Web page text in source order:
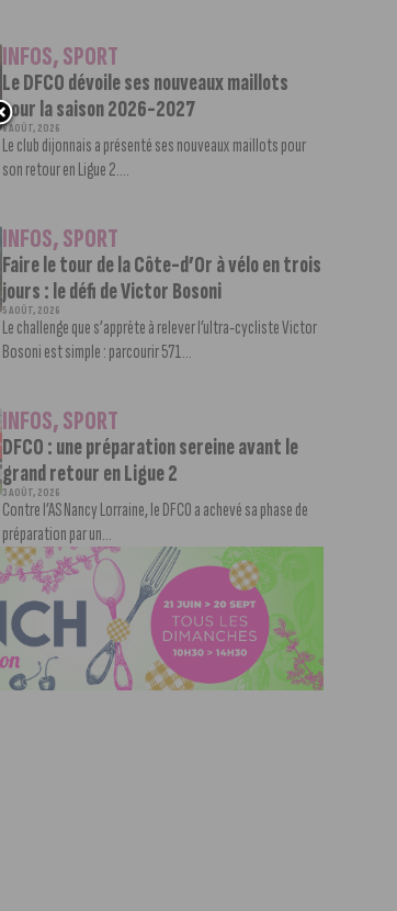
INFOS,SPORT
Le DFCO dévoile ses nouveaux maillots
pour la saison 2026-2027
6 AOÛT, 2026
Le club dijonnais a présenté ses nouveaux maillots pour
son retour en Ligue 2....
INFOS,SPORT
Faire le tour de la Côte-d’Or à vélo en trois
jours : le défi de Victor Bosoni
5 AOÛT, 2026
Le challenge que s’apprête à relever l’ultra-cycliste Victor
Bosoni est simple : parcourir 571...
INFOS,SPORT
DFCO : une préparation sereine avant le
grand retour en Ligue 2
3 AOÛT, 2026
Contre l’AS Nancy Lorraine, le DFCO a achevé sa phase de
préparation par un...